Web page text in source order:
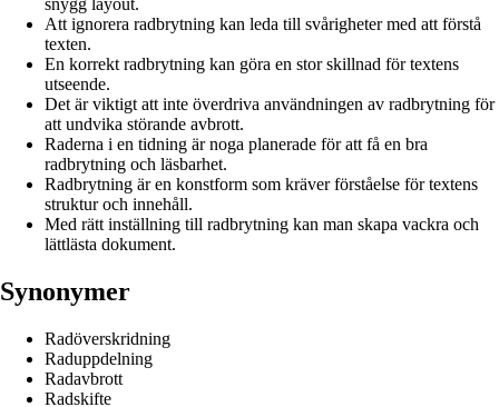
Att ignorera radbrytning kan leda till svårigheter med att förstå
texten.
En korrekt radbrytning kan göra en stor skillnad för textens
utseende.
Det är viktigt att inte överdriva användningen av radbrytning för
att undvika störande avbrott.
Raderna i en tidning är noga planerade för att få en bra
radbrytning och läsbarhet.
Radbrytning är en konstform som kräver förståelse för textens
struktur och innehåll.
Med rätt inställning till radbrytning kan man skapa vackra och
lättlästa dokument.
Synonymer
Radöverskridning
Raduppdelning
Radavbrott
Radskifte